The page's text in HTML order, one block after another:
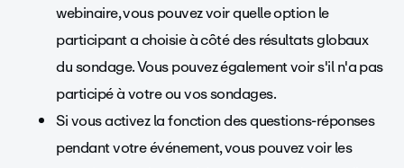
webinaire, vous pouvez voir quelle option le
participant a choisie à côté des résultats globaux
du sondage. Vous pouvez également voir s'il n'a pas
participé à votre ou vos sondages.
Si vous activez la fonction des questions-réponses
pendant votre événement, vous pouvez voir les